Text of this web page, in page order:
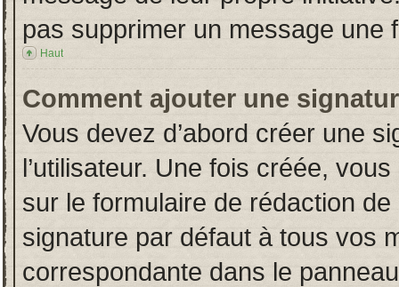
pas supprimer un message une
Haut
Comment ajouter une
Vous devez d’abord créer une
l’utilisateur. Une fois créée,
sur le formulaire de rédaction
signature par défaut à tous vos
correspondante dans le